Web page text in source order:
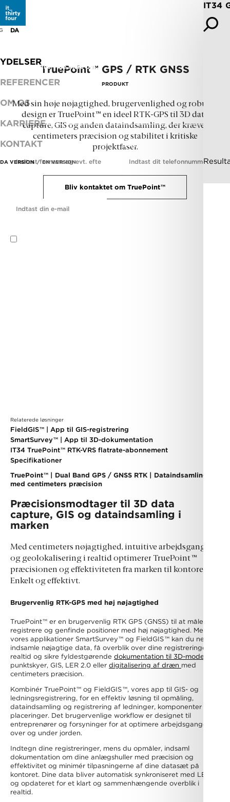
YDELSER
REFERENCER
OM OS
KARRIERE
KONTAKT
DA VERSION EN VERSION
DA
TruePoint™ GPS / RTK GNSS
PRODUKT
Med sin høje nøjagtighed, brugervenlighed og robuste
design er TruePoint ™ en ideel RTK-GPS til 3D data
capture, GIS og anden dataindsamling, der kræver
centimeters præcision og stabilitet i kritiske
projektfaser.
Bliv kontaktet om TruePoint™
Relaterede løsninger
FieldGIS™ | App til GIS-registrering
SmartSurvey™ | App til 3D-dokumentation
IT34 TruePoint™ RTK-VRS flatrate-abonnement
Specifikationer
TruePoint™ | Dual Band GPS / GNSS RTK | Dataindsamling
med centimeters præcision
Præcisionsmodtager til 3D data
capture, GIS og dataindsamling i
marken
Med centimeters nøjagtighed, intuitive arbejdsgange
og geolokalisering i realtid optimerer TruePoint ™
præcisionen og effektiviteten fra marken til kontoret.
Enkelt og effektivt.
Brugervenlig RTK-GPS med høj nøjagtighed
TruePoint™ er en brugervenlig RTK GPS (GNSS) til at måle,
registrere og genfinde positioner med høj nøjagtighed. Med
vores applikationer SmartSurvey™ og FieldGIS™kan du nemt
indsamle nøjagtige data, få overblik over dine registreringer i
realtid og sikre fyldestgørende dokumentation til 3D-modeller
punktskyer, GIS, LER 2.0 eller digitalisering af dræn med
centimeters præcision.
Kombinér TruePoint™ og FieldGIS™, vores app til GIS- og
ledningsregistrering, for en effektiv løsning til opmåling,
dataindsamling og registrering af ledninger, komponenter og
placeringer. Det brugervenlige workflow er designet til
entreprenører og forsyninger for at optimere arbejdsgangene
over og under jorden.
Indtegn dine registreringer, mens du opmåler, indsaml
dokumentation om dine anlægshuller med præcision og
effektivitet og minimér tilpasningerne af dine datasæt på
kontoret. Dine data bliver automatisk synkroniseret med LER
og opdateret for et klart og sammenhængende overblik i
realtid.
IT34
BLIV KONTAKTET
Det koster ikke noget at spørge.
Jeg vil gerne vide mere om...
Navn Telefon